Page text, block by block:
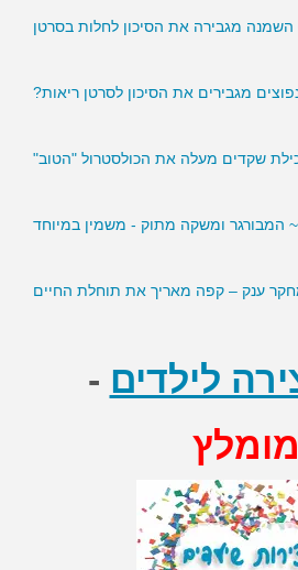
~ השמנה מגבירה את הסיכון לחלות בסרטן
מגבירים את הסיכון לסרטן ריאות?
שקדים מעלה את הכולסטרול "הטוב"
ענק – קפה מאריך את תוחלת החיים
לילדים -
מומלץ